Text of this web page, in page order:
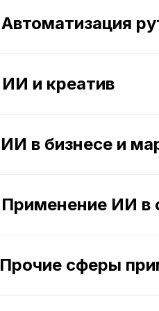
Автоматизация
ИИ и креатив
ИИ в бизнесе и
Применение ИИ в
Прочие сферы